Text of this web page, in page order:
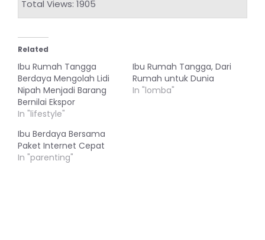
Total Views: 1905
Related
Ibu Rumah Tangga
Berdaya Mengolah Lidi
Nipah Menjadi Barang
Bernilai Ekspor
In "lifestyle"
Ibu Rumah Tangga, Dari
Rumah untuk Dunia
In "lomba"
Ibu Berdaya Bersama
Paket Internet Cepat
In "parenting"